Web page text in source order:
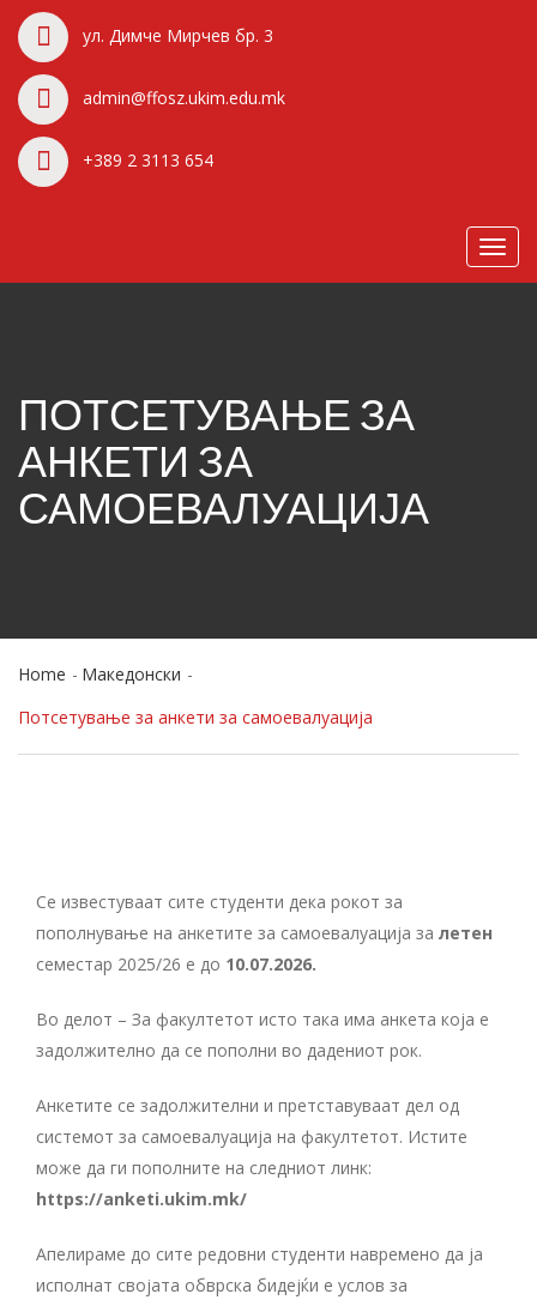
ул. Димче Мирчев бр. 3
admin@ffosz.ukim.edu.mk
+389 2 3113 654
ПОТСЕТУВАЊЕ ЗА
АНКЕТИ ЗА
САМОЕВАЛУАЦИЈА
Home
Македонски
Потсетување за анкети за самоевалуација
Се известуваат сите студенти дека рокот за
пополнување на анкетите за самоевалуација за летен
семестар 2025/26 е до 10.07.2026.
Во делот – За факултетот исто така има анкета која е
задолжително да се пополни во дадениот рок.
Анкетите се задолжителни и претставуваат дел од
системот за самоевалуација на факултетот. Истите
може да ги пополните на следниот линк:
https://anketi.ukim.mk/
Апелираме до сите редовни студенти навремено да ја
исполнат својата обврска бидејќи е услов за